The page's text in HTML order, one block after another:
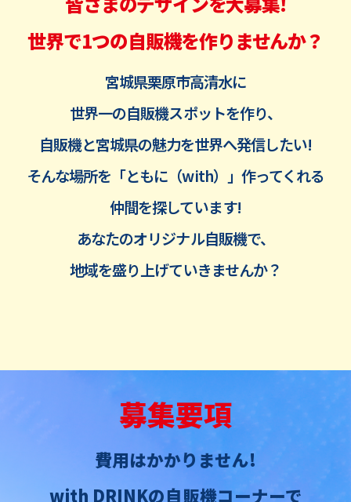
世界で1つの自販機を作りませんか？
宮城県栗原市高清水に
世界一の自販機スポットを作り、
自販機と宮城県の魅力を世界へ発信したい!
そんな場所を「ともに（with）」作ってくれる
仲間を探しています!
あなたのオリジナル自販機で、
地域を盛り上げていきませんか？
募集要項
費用はかかりません!
with DRINKの自販機コーナーで